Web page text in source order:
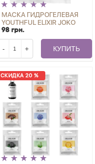
МАСКА ГИДРОГЕЛЕВАЯ
YOUTHFUL ELIXIR JOKO
BLEND 20 Г
98 грн.
- + КУПИТЬ
СКИДКА 20 %